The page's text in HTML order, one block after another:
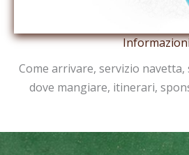
Come arrivare, servizio
dove mangiare, itinerari,